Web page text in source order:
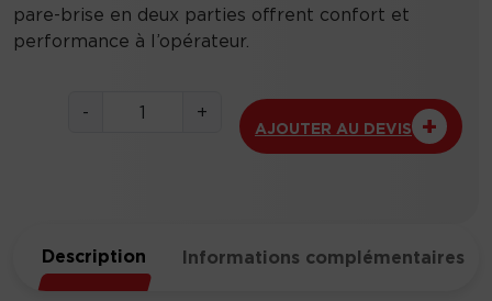
pare-brise en deux parties offrent confort et
performance à l’opérateur.
-
t
é
+
AJOUTER AU DEVIS
Description Informations complémentaires